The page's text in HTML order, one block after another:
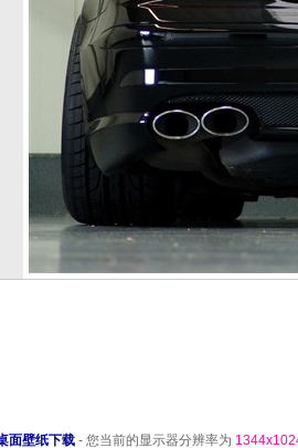
面壁纸下载 - 您当前的显示器分辨率为